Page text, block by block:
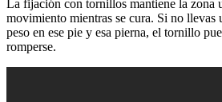
La fijación con tornillos mantiene la zona
movimiento mientras se cura. Si no llevas
peso en ese pie y esa pierna, el tornillo
romperse.